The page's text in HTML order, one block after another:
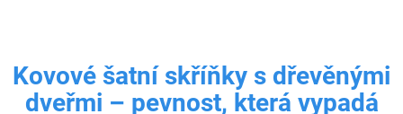
a
í
Kovové šatní skříňky s dřevěnými
dveřmi – pevnost, která vypadá